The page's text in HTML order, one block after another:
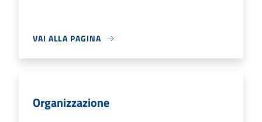
VAI ALLA PAGINA
Organizzazione